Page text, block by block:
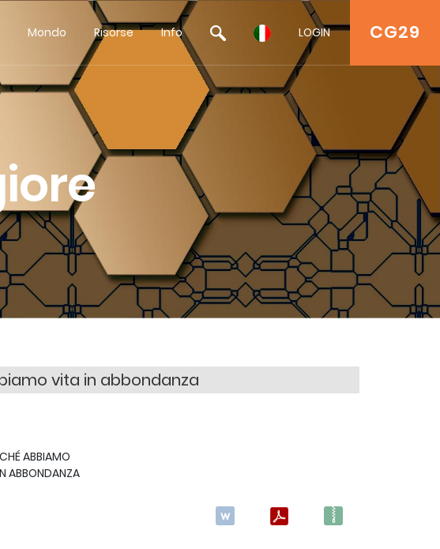
CG29
Mondo Risorse Info LOGIN
vita in abbondanza
ABBIAMO
ABBONDANZA